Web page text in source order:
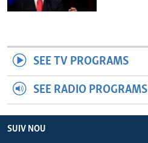
SEE TV PROGRAMS
SEE RADIO PROGRAMS
SUIV NOU